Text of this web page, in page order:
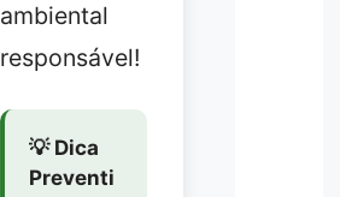
ambiental
responsável!
💡 Dica
Preventi